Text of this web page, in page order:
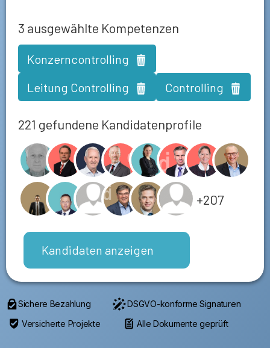
3 ausgewählte Kompetenzen
Konzerncontrolling
Leitung Controlling
Controlling
221 gefundene Kandidatenprofile
+207
Kandidaten anzeigen
Sichere Bezahlung
DSGVO-konforme Signaturen
Versicherte Projekte
Alle Dokumente geprüft